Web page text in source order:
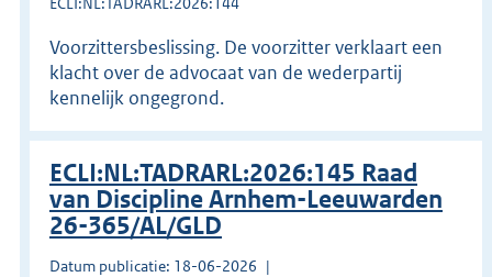
Voorzittersbeslissing. De voorzitter verklaart een
klacht over de advocaat van de wederpartij
kennelijk ongegrond.
ECLI:NL:TADRARL:2026:145 Raad
van Discipline Arnhem-Leeuwarden
26-365/AL/GLD
Datum publicatie: 18-06-2026